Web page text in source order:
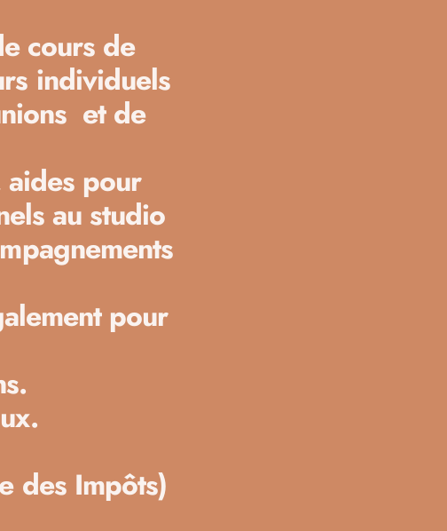
cours de
individuels
et de
pour
au studio
pour
des Impôts)